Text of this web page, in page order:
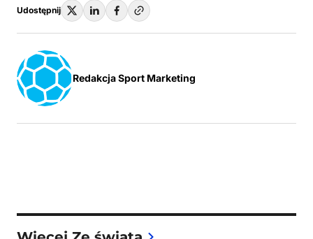
Udostępnij
Redakcja Sport Marketing